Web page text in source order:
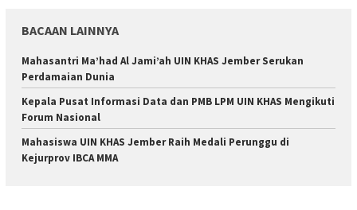
BACAAN LAINNYA
Mahasantri Ma’had Al Jami’ah UIN KHAS Jember Serukan
Perdamaian Dunia
Kepala Pusat Informasi Data dan PMB LPM UIN KHAS Mengikuti
Forum Nasional
Mahasiswa UIN KHAS Jember Raih Medali Perunggu di
Kejurprov IBCA MMA